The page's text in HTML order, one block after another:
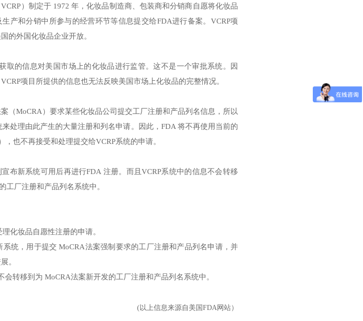
）制定于 1972 年，化妆品制造商、包装商和分销商自愿将化妆品
产和分销中所参与的经营环节等信息提交给FDA进行备案。VCRP项
的外国化妆品企业开放。
取的信息对美国市场上的化妆品进行监管。这不是一个审批系统。因
项目所提供的信息也无法反映美国市场上化妆品的完整情况。
（MoCRA）要求某些化妆品公司提交工厂注册和产品列名信息，所以
处理由此产生的大量注册和列名申请。因此，FDA 将不再使用当前的
，也不再接受和处理提交给VCRP系统的申请。
布新系统可用后再进行FDA 注册。而且VCRP系统中的信息不会转移
工厂注册和产品列名系统中。
化妆品自愿性注册的申请。
统，用于提交 MoCRA法案强制要求的工厂注册和产品列名申请，并
。
转移到为 MoCRA法案新开发的工厂注册和产品列名系统中。
(以上信息来源自美国FDA网站）